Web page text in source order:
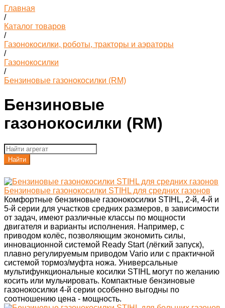
Главная
/
Каталог товаров
/
Газонокосилки, роботы, тракторы и аэраторы
/
Газонокосилки
/
Бензиновые газонокосилки (RM)
Бензиновые
газонокосилки (RM)
Найти
Бензиновые газонокосилки STIHL для средних газонов
Комфортные бензиновые газонокосилки STIHL, 2-й, 4-й и
5-й серии для участков средних размеров, в зависимости
от задач, имеют различные классы по мощности
двигателя и варианты исполнения. Например, с
приводом колёс, позволяющим экономить силы,
инновационной системой Ready Start (лёгкий запуск),
плавно регулируемым приводом Vario или с практичной
системой тормоз/муфта ножа. Универсальные
мультифункциональные косилки STIHL могут по желанию
косить или мульчировать. Компактные бензиновые
газонокосилки 4-й серии особенно выгодны по
соотношению цена - мощность.